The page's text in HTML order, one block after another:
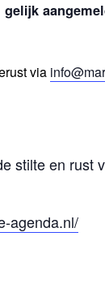
via
stilte en rust
agenda.nl/